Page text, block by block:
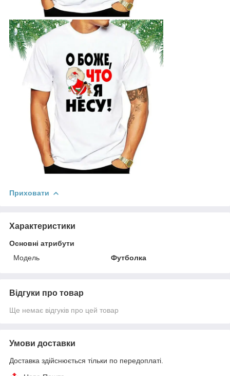
Приховати
Характеристики
Основні атрибути
Модель
Футболка
Відгуки про товар
Ще немає відгуків про цей товар
Умови доставки
Доставка здійснюється тільки по передоплаті.